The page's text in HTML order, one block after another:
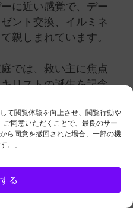
て閲覧体験を向上させ、閲覧行動や
同意いただくことで、最良のサー
ら同意を撤回された場合、一部の機
。」
る
に近い感覚で、デー
ント交換、イルミネ
親しまれています。
では、救い主に焦点
リストの誕生を記念
ヴァンニャ（キャロ